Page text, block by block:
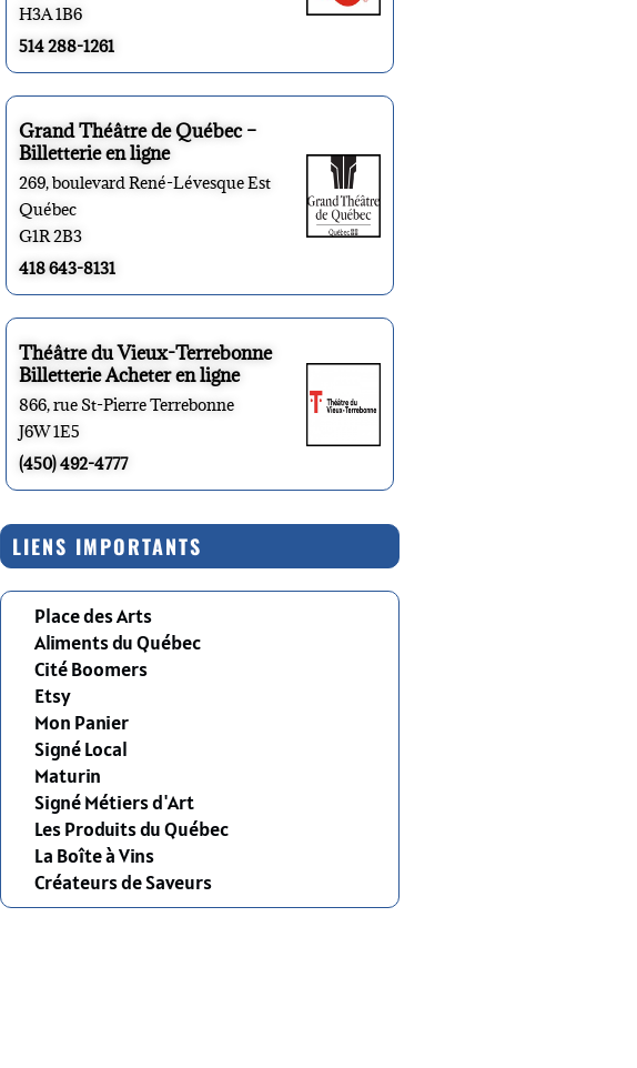
H3A 1B6
514 288-1261
Grand Théâtre de Québec –
Billetterie en ligne
269, boulevard René-Lévesque Est
Québec
G1R 2B3
418 643-8131
Théâtre du Vieux-Terrebonne
Billetterie Acheter en ligne
866, rue St-Pierre Terrebonne
J6W 1E5
(450) 492-4777
LIENS IMPORTANTS
Place des Arts
Aliments du Québec
Cité Boomers
Etsy
Mon Panier
Signé Local
Maturin
Signé Métiers d'Art
Les Produits du Québec
La Boîte à Vins
Créateurs de Saveurs